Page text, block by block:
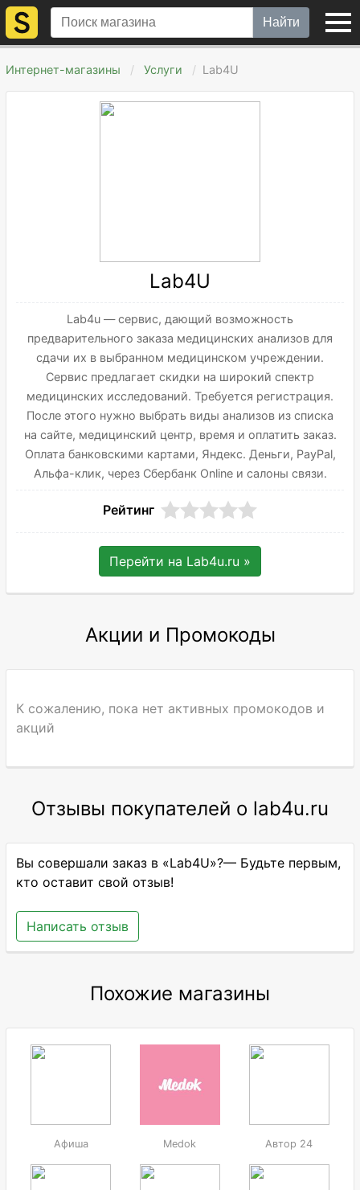
Найти
Интернет-магазины Услуги Lab4U
Lab4U
Lab4u — сервис, дающий возможность
предварительного заказа медицинских анализов для
сдачи их в выбранном медицинском учреждении.
Сервис предлагает скидки на широкий спектр
медицинских исследований. Требуется регистрация.
После этого нужно выбрать виды анализов из списка
на сайте, медицинский центр, время и оплатить заказ.
Оплата банковскими картами, Яндекс. Деньги, PayPal,
Альфа-клик, через Сбербанк Online и салоны связи.
Рейтинг
Перейти на Lab4u.ru »
Акции и Промокоды
К сожалению, пока нет активных промокодов и
акций
Отзывы покупателей о lab4u.ru
Вы совершали заказ в «Lab4U»?— Будьте первым,
кто оставит свой отзыв!
Написать отзыв
Похожие магазины
Афиша Medok Автор 24